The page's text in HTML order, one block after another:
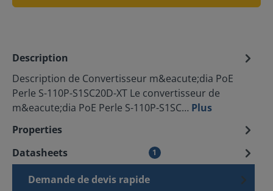
Description
Description de Convertisseur m&eacute;dia PoE
Perle S-110P-S1SC20D-XT Le convertisseur de
m&eacute;dia PoE Perle S-110P-S1SC… Plus
Properties
Datasheets
1
Demande de devis rapide